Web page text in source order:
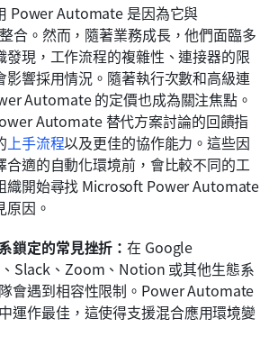
Power Automate 是因為它與
合。然而，隨著業務成長，他們面臨多
發現，工作流程的複雜性、連接器的限
影響採用情況。隨著執行次數和高級連
Automate 的定價也成為關注焦點。
Automate 替代方案討論的回饋指
上手流程以及更佳的協作能力。這些因
合適的自動化環境前，會比較不同的工
織開始尋找 Microsoft Power Automate
因。
鎖定的常見挫折：在 Google
Slack、Zoom、Notion 或其他生態系
會遇到相容性限制。Power Automate
運作最佳，這使得支援混合應用環境變